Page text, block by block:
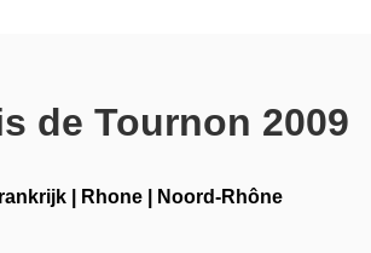
de Tournon 2009
| Rhone| Noord-Rhône